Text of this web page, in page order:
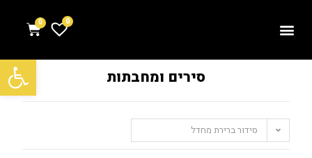
פתח סרגל נגישות
0
סירים ומחבתות
סידור ברירת מחדל